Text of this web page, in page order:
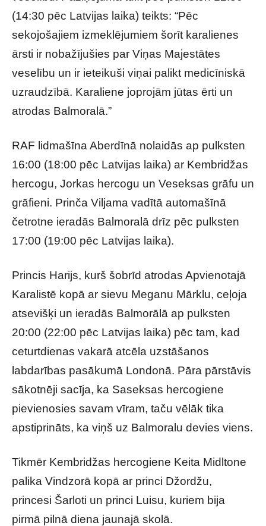
(14:30 pēc Latvijas laika) teikts: “Pēc
sekojošajiem izmeklējumiem šorīt karalienes
ārsti ir nobažījušies par Viņas Majestātes
veselību un ir ieteikuši viņai palikt medicīniskā
uzraudzībā. Karaliene joprojām jūtas ērti un
atrodas Balmoralā.”
RAF lidmašīna Aberdīnā nolaidās ap pulksten
16:00 (18:00 pēc Latvijas laika) ar Kembridžas
hercogu, Jorkas hercogu un Veseksas grāfu un
grāfieni. Prinča Viljama vadītā automašīnā
četrotne ieradās Balmoralā drīz pēc pulksten
17:00 (19:00 pēc Latvijas laika).
Princis Harijs, kurš šobrīd atrodas Apvienotajā
Karalistē kopā ar sievu Meganu Mārklu, ceļoja
atsevišķi un ieradās Balmorālā ap pulksten
20:00 (22:00 pēc Latvijas laika) pēc tam, kad
ceturtdienas vakarā atcēla uzstāšanos
labdarības pasākumā Londonā. Pāra pārstāvis
sākotnēji sacīja, ka Saseksas hercogiene
pievienosies savam vīram, taču vēlāk tika
apstiprināts, ka viņš uz Balmoralu devies viens.
Tikmēr Kembridžas hercogiene Keita Midltone
palika Vindzorā kopā ar princi Džordžu,
princesi Šarloti un princi Luisu, kuriem bija
pirmā pilnā diena jaunajā skolā.